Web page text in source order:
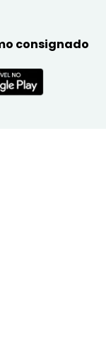
consignado